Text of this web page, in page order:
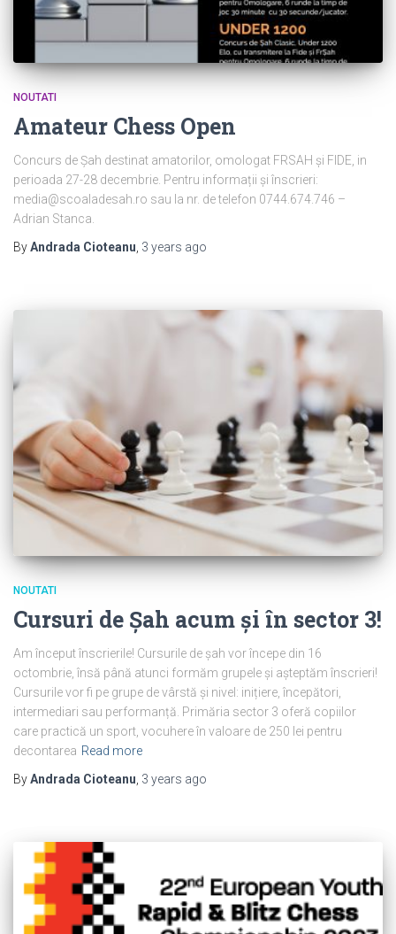
NOUTATI
Amateur Chess Open
Concurs de Șah destinat amatorilor, omologat FRSAH și FIDE, in
perioada 27-28 decembrie. Pentru informații și înscrieri:
media@scoaladesah.ro sau la nr. de telefon 0744.674.746 –
Adrian Stanca.
ByAndrada Cioteanu 3 years ago
NOUTATI
Cursuri de Șah acum și în sector 3!
Am început înscrierile! Cursurile de șah vor începe din 16
octombrie, însă până atunci formăm grupele și așteptăm înscrieri!
Cursurile vor fi pe grupe de vârstă și nivel: inițiere, începători,
intermediari sau performanță. Primăria sector 3 oferă copiilor
care practică un sport, vocuhere în valoare de 250 lei pentru
decontarea Read more
ByAndrada Cioteanu, 3 years ago